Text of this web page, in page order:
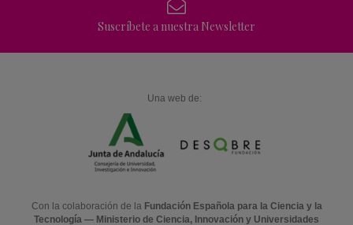
Suscríbete a nuestra Newsletter
Una web de:
Con la colaboración de la Fundación Española para la Ciencia y la
Tecnología — Ministerio de Ciencia, Innovación y Universidades